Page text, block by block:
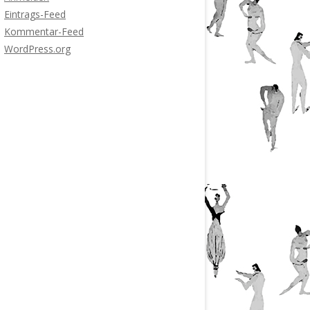
Eintrags-Feed
Kommentar-Feed
WordPress.org